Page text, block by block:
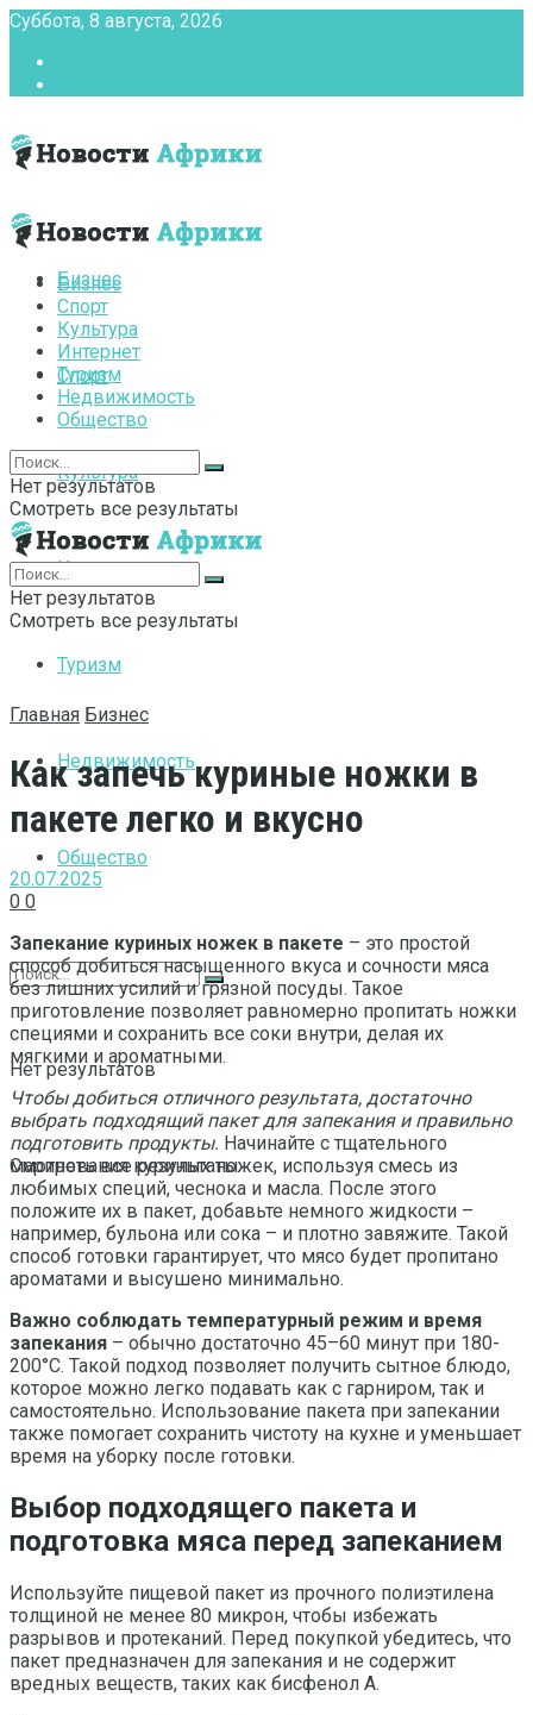
Суббота, 8 августа, 2026
Бизнес
Спорт
Культура
Интернет
Туризм
Недвижимость
Общество
Нет результатов
Смотреть все результаты
Бизнес
Спорт
Культура
Интернет
Туризм
Недвижимость
Общество
Нет результатов
Смотреть все результаты
Нет результатов
Смотреть все результаты
Главная Бизнес
Как запечь куриные ножки в
пакете легко и вкусно
20.07.2025
0 0
Запекание куриных ножек в пакете – это простой
способ добиться насыщенного вкуса и сочности мяса
без лишних усилий и грязной посуды. Такое
приготовление позволяет равномерно пропитать ножки
специями и сохранить все соки внутри, делая их
мягкими и ароматными.
Чтобы добиться отличного результата, достаточно
выбрать подходящий пакет для запекания и правильно
подготовить продукты. Начинайте с тщательного
маринования куриных ножек, используя смесь из
любимых специй, чеснока и масла. После этого
положите их в пакет, добавьте немного жидкости –
например, бульона или сока – и плотно завяжите. Такой
способ готовки гарантирует, что мясо будет пропитано
ароматами и высушено минимально.
Важно соблюдать температурный режим и время
запекания – обычно достаточно 45–60 минут при 180-
200°C. Такой подход позволяет получить сытное блюдо,
которое можно легко подавать как с гарниром, так и
самостоятельно. Использование пакета при запекании
также помогает сохранить чистоту на кухне и уменьшает
время на уборку после готовки.
Выбор подходящего пакета и
подготовка мяса перед запеканием
Используйте пищевой пакет из прочного полиэтилена
толщиной не менее 80 микрон, чтобы избежать
разрывов и протеканий. Перед покупкой убедитесь, что
пакет предназначен для запекания и не содержит
вредных веществ, таких как бисфенол A.